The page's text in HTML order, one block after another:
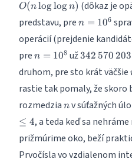
\log
\log
n)
=
O(n
\log
n)
O(n loglog n) (dôkaz je
predstavu, pre n =
n = 106
operácií (prejdenie
pre n =
n = 108 už342 570 203
druhom, pre sto krát väčšie
rastie tak pomaly, že skoro
rozmedzia n
nv súťažných
≤ 4, a teda keď sa
prižmúrime oko, beží
Prvočísla vo vzdialenom